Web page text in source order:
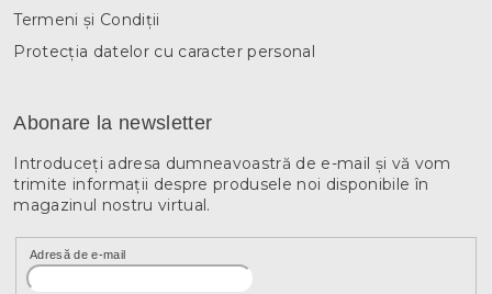
Termeni și Condiții
Protecția datelor cu caracter personal
Abonare la newsletter
Introduceţi adresa dumneavoastră de e-mail şi vă vom
trimite informaţii despre produsele noi disponibile în
magazinul nostru virtual.
Adresă de e-mail